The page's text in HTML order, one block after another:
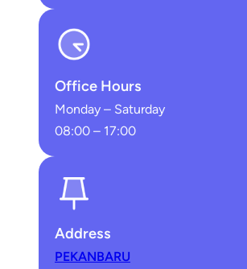
Office Hours
Monday – Saturday
08:00 – 17:00
Address
PEKANBARU